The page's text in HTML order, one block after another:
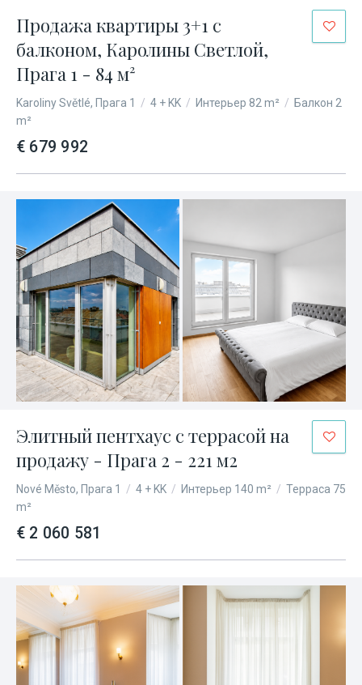
Продажа квартиры 3+1 с
балконом, Каролины Светлой,
Прага 1 - 84 м²
Karoliny Světlé, Прага 1 / 4 + KK / Интерьер 82 m² / Балкон 2
m²
€ 679 992
Элитный пентхаус с террасой на
продажу - Прага 2 - 221 м2
Nové Město, Прага 1 / 4 + KK / Интерьер 140 m² / Терраса 75
m²
€ 2 060 581